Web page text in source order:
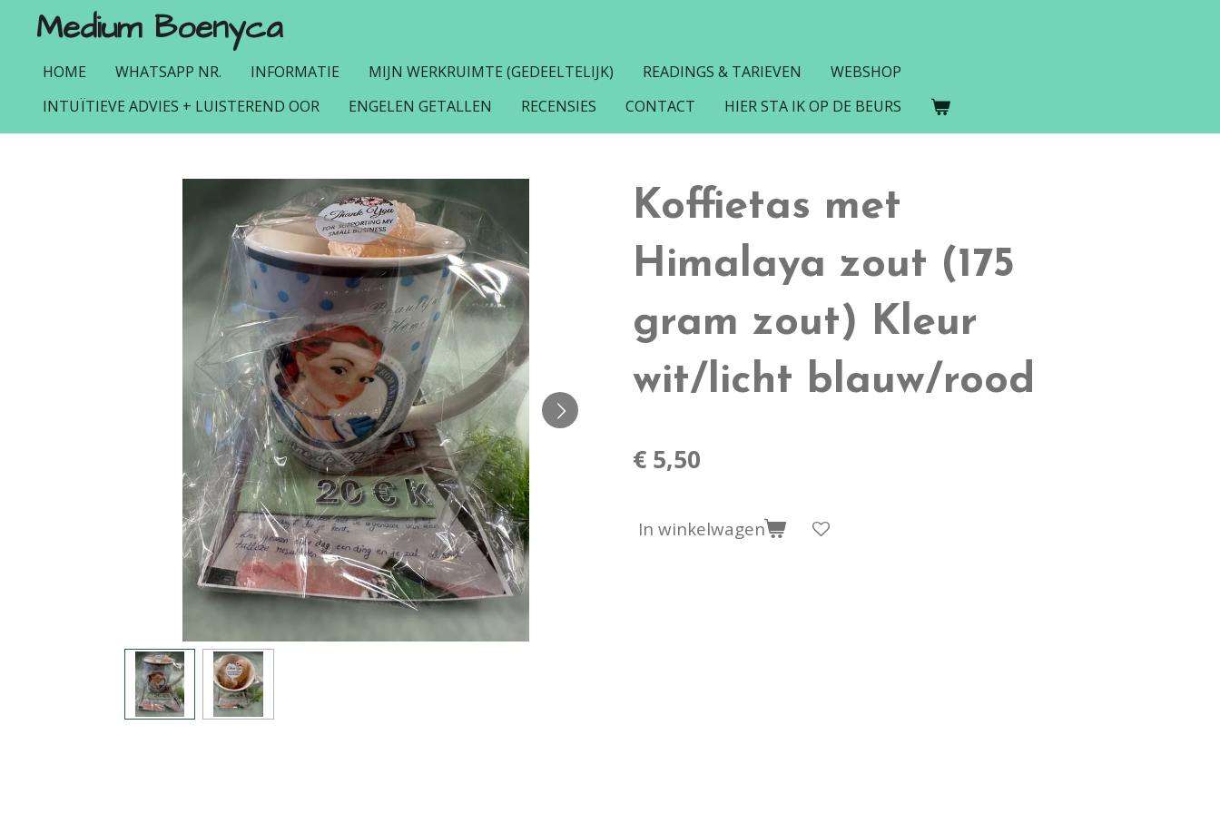
Medium Boenyca
HOME WHATSAPP NR. INFORMATIE MIJN WERKRUIMTE (GEDEELTELIJK) READINGS & TARIEVEN
WEBSHOP
INTUÏTIEVE ADVIES + LUISTEREND OOR
ENGELEN GETALLEN RECENSIES CONTACT HIER STA IK OP DE BEURS
Koffietas met
Himalaya zout (175
gram zout) Kleur
wit/licht blauw/rood
€ 5,50
In winkelwagen